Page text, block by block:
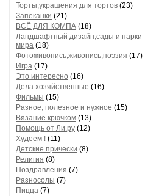
Торты,украшения для тортов (23)
Запеканки (21)
ВСЁ ДЛЯ КОМПА (18)
Ландшафтный дизайн,сады и парки
мира (18)
Фотоживопись,живопись,поэзия (17)
Игра (17)
Это интересно (16)
Дела хозяйственные (16)
Фильмы (15)
Разное, полезное и нужное (15)
Вязание крючком (13)
Помощь от Ли.ру (12)
Худеем ! (11)
Детские прически (8)
Религия (8)
Поздравления (7)
Разносолы (7)
Пицца (7)